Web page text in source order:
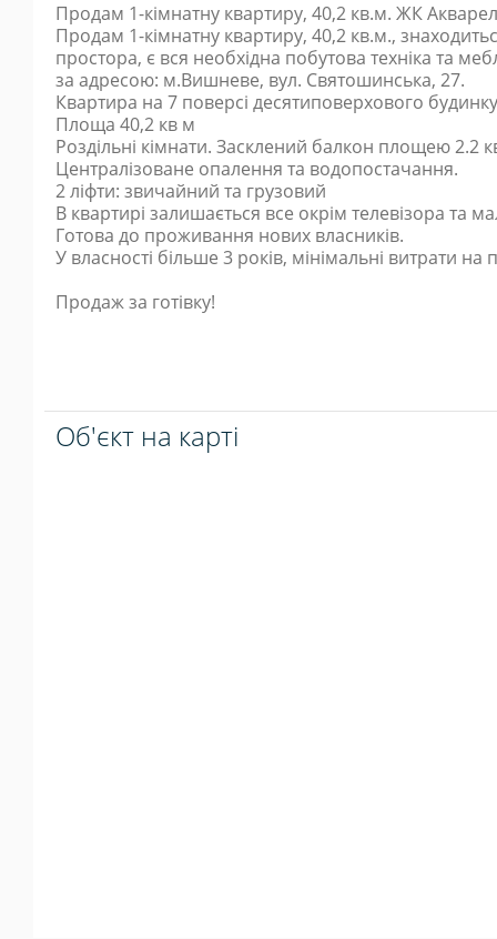
Продам 1-кімнатну квартиру, 40,2 кв.м. ЖК
Продам 1-кімнатну квартиру, 40,2 кв.м.,
простора, є вся необхідна побутова техніка та
за адресою: м.Вишневе, вул. Святошинська, 27.
Квартира на 7 поверсі десятиповерхового
Площа 40,2 кв м
Роздільні кімнати. Засклений балкон площею 2.2
Централізоване опалення та водопостачання.
2 ліфти: звичайний та грузовий
В квартирі залишається все окрім телевізора та
Готова до проживання нових власників.
У власності більше 3 років, мінімальні витрати
Продаж за готівку!
Об'єкт на карті